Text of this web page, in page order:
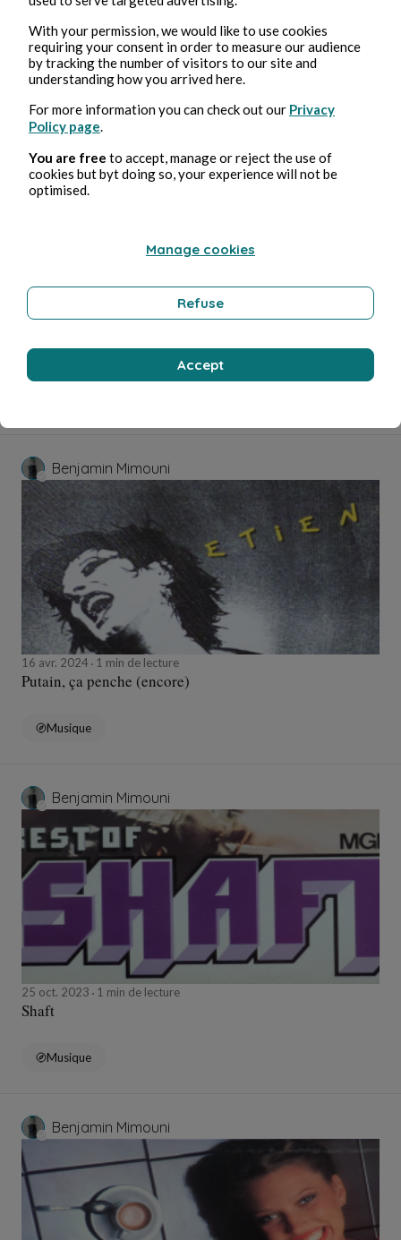
Publications dans Coverama
Benjamin Mimouni
On est bien peu de chose
Benjamin Mimouni
16 avr. 2024 1 min de lecture
Putain, ça penche (encore)
Musique
Benjamin Mimouni
25 oct. 2023 1 min de lecture
Shaft
Musique
Benjamin Mimouni
With your permission, we would like to use cookies
requiring your consent in order to measure our audience
by tracking the number of visitors to our site and
understanding how you arrived here.
For more information you can check out our Privacy
Policy page
You are free to accept, manage or reject the use of
cookies but byt doing so, your experience will not be
optimised.
Manage cookies
Refuse
Accept